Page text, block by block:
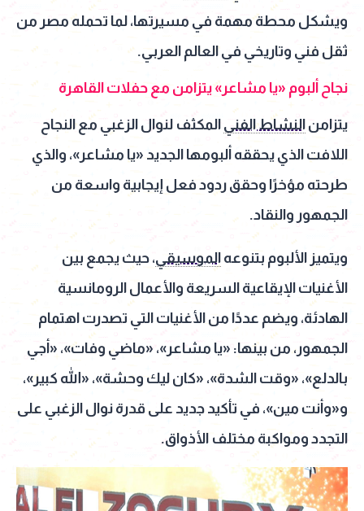
ويشكل محطة مهمة في مسيرتها، لما تحمله مصر من
ثقل فني وتاريخي في العالم العربي.
نجاح ألبوم «يا مشاعر» يتزامن مع حفلات القاهرة
يتزامن النشاط الفني المكثف لنوال الزغبي مع النجاح
اللافت الذي يحققه ألبومها الجديد «يا مشاعر»، والذي
طرحته مؤخرًا وحقق ردود فعل إيجابية واسعة من
الجمهور والنقاد.
ويتميز الألبوم بتنوعه الموسيقي، حيث يجمع بين
الأغنيات الإيقاعية السريعة والأعمال الرومانسية
الهادئة، ويضم عددًا من الأغنيات التي تصدرت اهتمام
الجمهور، من بينها: «يا مشاعر»، «ماضي وفات»، «أجي
بالدلع»، «وقت الشدة»، «كان ليك وحشة»، «الله كبير»،
و«وأنت مين»، في تأكيد جديد على قدرة نوال الزغبي على
التجدد ومواكبة مختلف الأذواق.